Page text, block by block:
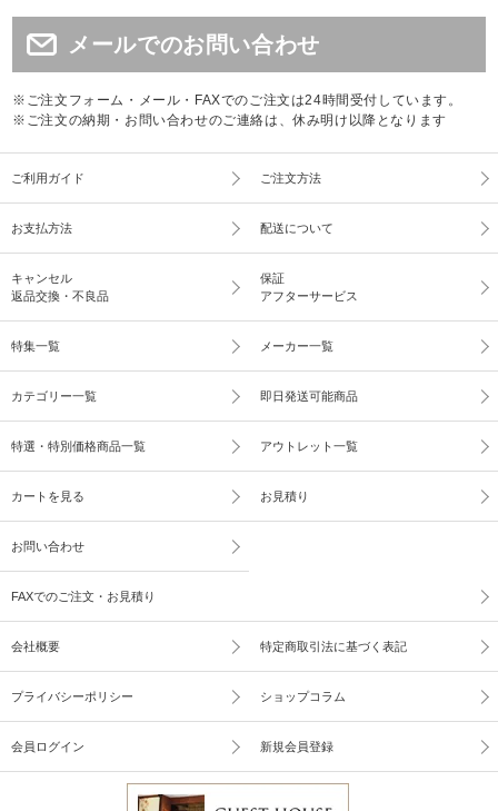
メールでのお問い合わせ
※ご注文フォーム・メール・FAXでのご注文は24時間受付しています。
※ご注文の納期・お問い合わせのご連絡は、休み明け以降となります
ご利用ガイド ご注文方法
お支払方法 配送について
キャンセル
返品交換・不良品
保証
アフターサービス
特集一覧 メーカー一覧
カテゴリー一覧 即日発送可能商品
特選・特別価格商品一覧 アウトレット一覧
カートを見る お見積り
お問い合わせ
FAXでのご注文・お見積り
会社概要 特定商取引法に基づく表記
プライバシーポリシー ショップコラム
会員ログイン 新規会員登録